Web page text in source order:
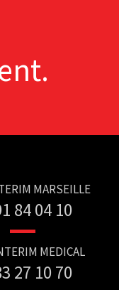
MARSEILLE
84 04 10
MEDICAL
27 10 70